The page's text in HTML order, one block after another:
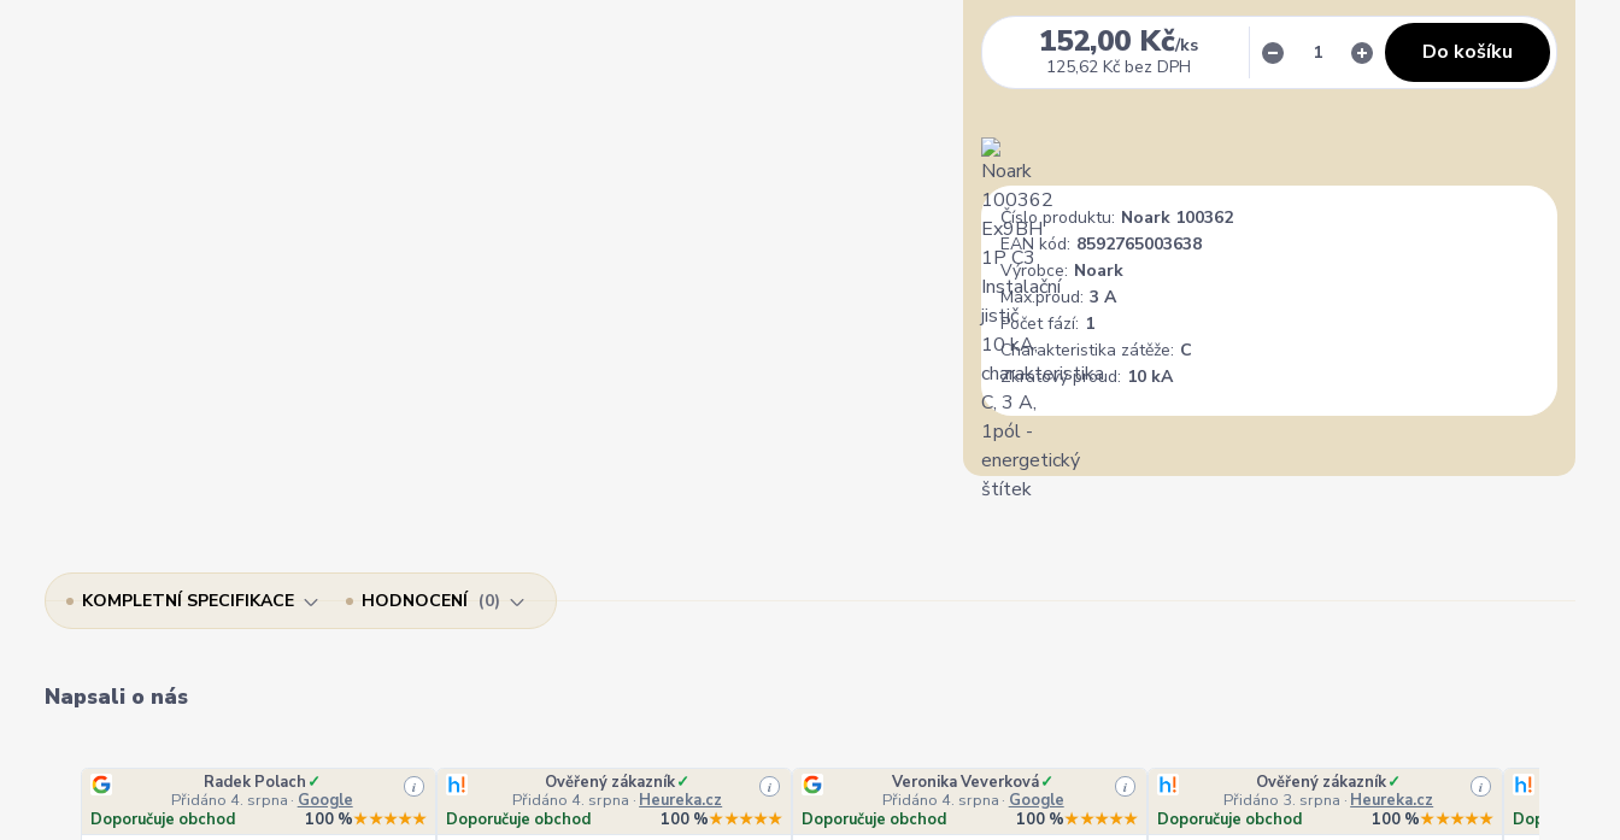
152,00 Kč/ks
125,62 Kč bez DPH
Do košíku
Číslo produktu: Noark 100362
EAN kód: 8592765003638
Výrobce: Noark
Max.proud: 3 A
Počet fází: 1
Charakteristika zátěže: C
Zkratový proud: 10 kA
KOMPLETNÍ SPECIFIKACE HODNOCENÍ 0
Napsali o nás
Radek Polach ✓
Přidáno 4. srpna · Google
i
Doporučuje obchod 100 %★★★★★
Ověřený zákazník✓
Přidáno 4. srpna · Heureka.cz
i
Doporučuje obchod 100 %★★★★★
Veronika Veverková✓
Přidáno 4. srpna · Google
i
Doporučuje obchod 100 %★★★★★
Ověřený zákazník✓
Přidáno 3. srpna · Heureka.cz
i
Doporučuje obchod 100 %★★★★★
Doporučuje